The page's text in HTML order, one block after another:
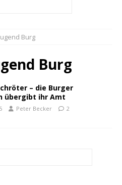
Burg
Burg
– die Burger
übergibt ihr Amt
Peter Becker 2